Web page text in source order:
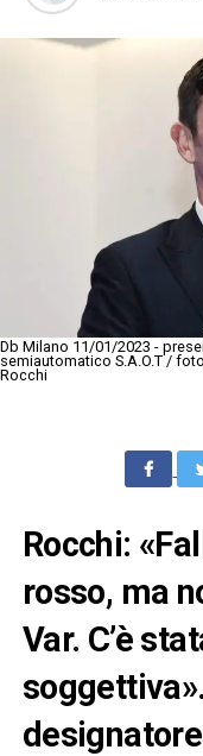
Db Milano 11/01/2023 -
semiautomatico S.A.O.T /
Rocchi
Rocchi:
rosso, ma
Var. C’è
designatore